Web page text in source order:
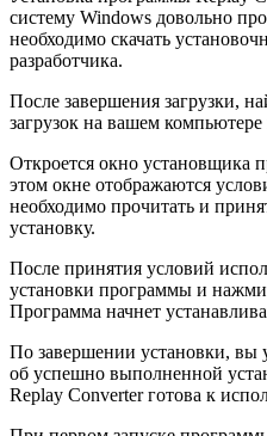
систему Windows довольно
необходимо скачать
разработчика.
После завершения загрузки,
загрузок на вашем
Откроется окно установщика
этом окне отображаются
необходимо прочитать и
установку.
После принятия условий
установки программы и
Программа начнет
По завершении установки, вы
об успешно выполненной
Replay Converter готова к